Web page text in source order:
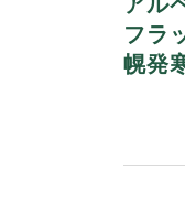
フラ
幌発